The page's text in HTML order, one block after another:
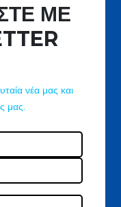
ΜΕ
νέα μας και
μας.